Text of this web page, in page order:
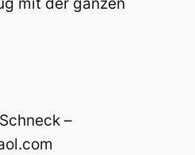
–